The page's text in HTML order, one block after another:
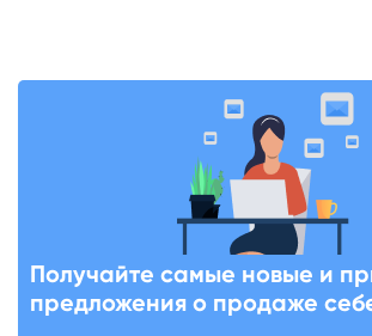
Получайте самые новые и
предложения о продаже